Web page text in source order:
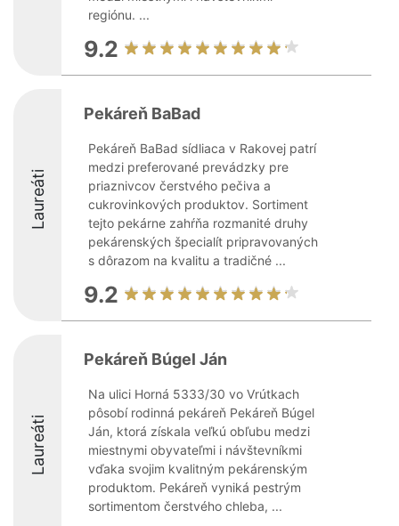
regiónu. ...
9.2
Laureáti
Pekáreň BaBad
Pekáreň BaBad sídliaca v Rakovej patrí
medzi preferované prevádzky pre
priaznivcov čerstvého pečiva a
cukrovinkových produktov. Sortiment
tejto pekárne zahŕňa rozmanité druhy
pekárenských špecialít pripravovaných
s dôrazom na kvalitu a tradičné ...
9.2
Laureáti
Pekáreň Búgel Ján
Na ulici Horná 5333/30 vo Vrútkach
pôsobí rodinná pekáreň Pekáreň Búgel
Ján, ktorá získala veľkú obľubu medzi
miestnymi obyvateľmi i návštevníkmi
vďaka svojim kvalitným pekárenským
produktom. Pekáreň vyniká pestrým
sortimentom čerstvého chleba, ...